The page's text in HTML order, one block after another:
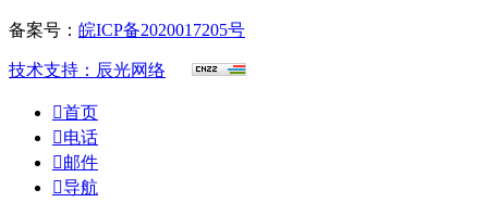
备案号： 皖ICP备2020017205号
技术支持：辰光网络
首页
电话
邮件
导航